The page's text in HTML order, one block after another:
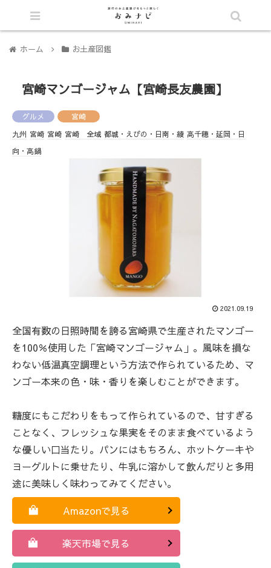
ホーム お土産図鑑
宮崎マンゴージャム【宮崎長友農園】
グルメ
宮崎
九州 宮崎 宮崎 宮崎 全域 都城・えびの・日南・綾 高千穂・延岡・日
向・高鍋
2021.09.19
全国有数の日照時間を誇る宮崎県で生産されたマンゴー
を100％使用した「宮崎マンゴージャム」。風味を損な
わない低温真空調理という方法で作られているため、マ
ンゴー本来の色・味・香りを楽しむことができます。
糖度にもこだわりをもって作られているので、甘すぎる
ことなく、フレッシュな果実をそのまま食べているよう
な優しい口当たり。パンにはもちろん、ホットケーキや
ヨーグルトに乗せたり、牛乳に溶かして飲んだりと多用
途に美味しく味わってみてください。
Amazonで見る
楽天市場で見る
シェア